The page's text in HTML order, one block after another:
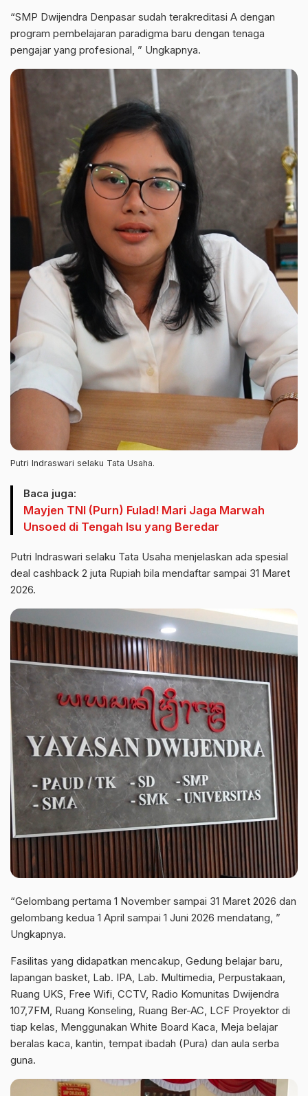
“SMP Dwijendra Denpasar sudah terakreditasi A dengan
program pembelajaran paradigma baru dengan tenaga
pengajar yang profesional, ” Ungkapnya.
Putri Indraswari selaku Tata Usaha.
Baca juga:
Mayjen TNI (Purn) Fulad! Mari Jaga Marwah
Unsoed di Tengah Isu yang Beredar
Putri Indraswari selaku Tata Usaha menjelaskan ada spesial
deal cashback 2 juta Rupiah bila mendaftar sampai 31 Maret
2026.
“Gelombang pertama 1 November sampai 31 Maret 2026 dan
gelombang kedua 1 April sampai 1 Juni 2026 mendatang, ”
Ungkapnya.
Fasilitas yang didapatkan mencakup, Gedung belajar baru,
lapangan basket, Lab. IPA, Lab. Multimedia, Perpustakaan,
Ruang UKS, Free Wifi, CCTV, Radio Komunitas Dwijendra
107,7FM, Ruang Konseling, Ruang Ber-AC, LCF Proyektor di
tiap kelas, Menggunakan White Board Kaca, Meja belajar
beralas kaca, kantin, tempat ibadah (Pura) dan aula serba
guna.